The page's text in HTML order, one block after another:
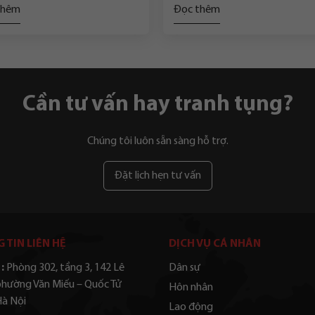
Đọc thêm
Cần tư vấn hay tranh tụng?
Chúng tôi luôn sẵn sàng hỗ trợ.
Đặt lịch hẹn tư vấn
TIN LIÊN HỆ
Phòng 302, tầng 3, 142 Lê
Văn Miếu – Quốc Tử
Nội
DỊCH VỤ CÁ NHÂN
Dân sự
Hôn nhân
Lao động